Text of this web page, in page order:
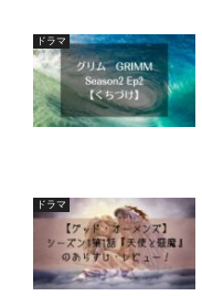
ドラマ
ドラマ